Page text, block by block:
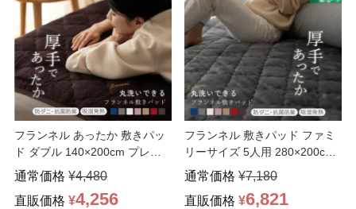
フランネル あったか 敷きパッ
ド ダブル 140×200cm プレミ
アム リニュ …
通常価格 ¥4,480
直販価格 ¥4,256
フランネル 敷きパッド ファミ
リーサイズ 5人用 280×200cm
プレミアム …
通常価格 ¥7,180
直販価格 ¥6,821